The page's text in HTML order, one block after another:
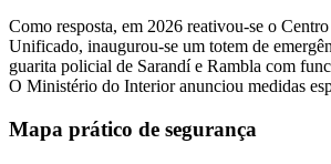
Como resposta, em 2026 reativou-se o
Unificado, inaugurou-se um totem de
guarita policial de Sarandí e Rambla com
O Ministério do Interior anunciou medidas
Mapa prático de segurança